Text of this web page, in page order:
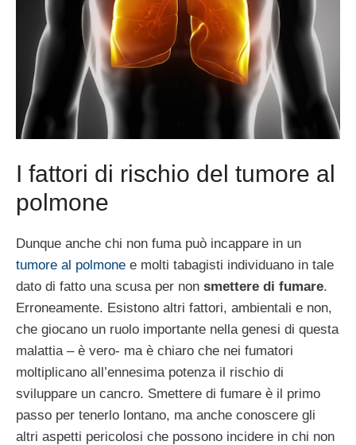
I fattori di rischio del tumore al
polmone
Dunque anche chi non fuma può incappare in un
tumore al polmone e molti tabagisti individuano in tale
dato di fatto una scusa per non smettere di fumare.
Erroneamente. Esistono altri fattori, ambientali e non,
che giocano un ruolo importante nella genesi di questa
malattia – è vero- ma è chiaro che nei fumatori
moltiplicano all’ennesima potenza il rischio di
sviluppare un cancro. Smettere di fumare è il primo
passo per tenerlo lontano, ma anche conoscere gli
altri aspetti pericolosi che possono incidere in chi non